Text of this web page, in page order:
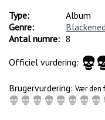
Type:
Album
Genre:
Antal numre: 8
Officiel vurdering:
Brugervurdering: Vær den